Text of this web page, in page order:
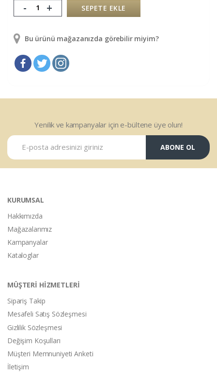
- + SEPETE EKLE
Bu ürünü mağazanızda görebilir miyim?
Yenilik ve kampanyalar için e-bültene üye olun!
ABONE OL
KURUMSAL
Hakkımızda
Mağazalarımız
Kampanyalar
Kataloglar
MÜŞTERİ HİZMETLERİ
Sipariş Takip
Mesafeli Satış Sözleşmesi
Gizlilik Sözleşmesi
Değişim Koşulları
Müşteri Memnuniyeti Anketi
İletişim